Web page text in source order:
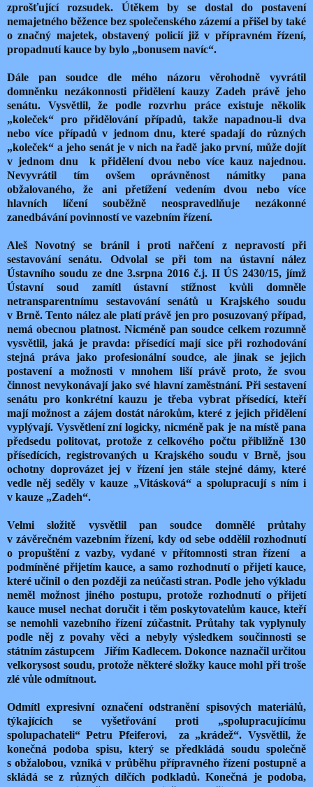
zprošťující rozsudek. Útěkem by se dostal do postavení
nemajetného běžence bez společenského zázemí a přišel by také
o značný majetek, obstavený policií již v přípravném řízení,
propadnutí kauce by bylo „bonusem navíc“.
Dále pan soudce dle mého názoru věrohodně vyvrátil
domněnku nezákonnosti přidělení kauzy Zadeh právě jeho
senátu. Vysvětlil, že podle rozvrhu práce existuje několik
„koleček“ pro přidělování případů, takže napadnou-li dva
nebo více případů v jednom dnu, které spadají do různých
„koleček“ a jeho senát je v nich na řadě jako první, může dojít
v jednom dnu k přidělení dvou nebo více kauz najednou.
Nevyvrátil tím ovšem oprávněnost námitky pana
obžalovaného, že ani přetížení vedením dvou nebo více
hlavních líčení souběžně neospravedlňuje nezákonné
zanedbávání povinností ve vazebním řízení.
Aleš Novotný se bránil i proti nařčení z nepravostí při
sestavování senátu. Odvolal se při tom na ústavní nález
Ústavního soudu ze dne 3.srpna 2016 č.j. II ÚS 2430/15, jímž
Ústavní soud zamítl ústavní stížnost kvůli domněle
netransparentnímu sestavování senátů u Krajského soudu
v Brně. Tento nález ale platí právě jen pro posuzovaný případ,
nemá obecnou platnost. Nicméně pan soudce celkem rozumně
vysvětlil, jaká je pravda: přísedící mají sice při rozhodování
stejná práva jako profesionální soudce, ale jinak se jejich
postavení a možnosti v mnohem liší právě proto, že svou
činnost nevykonávají jako své hlavní zaměstnání. Při sestavení
senátu pro konkrétní kauzu je třeba vybrat přísedící, kteří
mají možnost a zájem dostát nárokům, které z jejich přidělení
vyplývají. Vysvětlení zní logicky, nicméně pak je na místě pana
předsedu politovat, protože z celkového počtu přibližně 130
přísedících, registrovaných u Krajského soudu v Brně, jsou
ochotny doprovázet jej v řízení jen stále stejné dámy, které
vedle něj seděly v kauze „Vitásková“ a spolupracují s ním i
v kauze „Zadeh“.
Velmi složitě vysvětlil pan soudce domnělé průtahy
v závěrečném vazebním řízení, kdy od sebe oddělil rozhodnutí
o propuštění z vazby, vydané v přítomnosti stran řízení a
podmíněné přijetím kauce, a samo rozhodnutí o přijetí kauce,
které učinil o den později za neúčasti stran. Podle jeho výkladu
neměl možnost jiného postupu, protože rozhodnutí o přijetí
kauce musel nechat doručit i těm poskytovatelům kauce, kteří
se nemohli vazebního řízení zúčastnit. Průtahy tak vyplynuly
podle něj z povahy věci a nebyly výsledkem součinnosti se
státním zástupcem Jiřím Kadlecem. Dokonce naznačil určitou
velkorysost soudu, protože některé složky kauce mohl při troše
zlé vůle odmítnout.
Odmítl expresivní označení odstranění spisových materiálů,
týkajících se vyšetřování proti „spolupracujícímu
spolupachateli“ Petru Pfeiferovi, za „krádež“. Vysvětlil, že
konečná podoba spisu, který se předkládá soudu společně
s obžalobou, vzniká v průběhu přípravného řízení postupně a
skládá se z různých dílčích podkladů. Konečná je podoba,